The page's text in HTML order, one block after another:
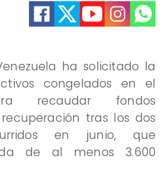
ha solicitado la
congelados en el
recaudar fondos
tras los dos
en junio, que
de al menos 3.600